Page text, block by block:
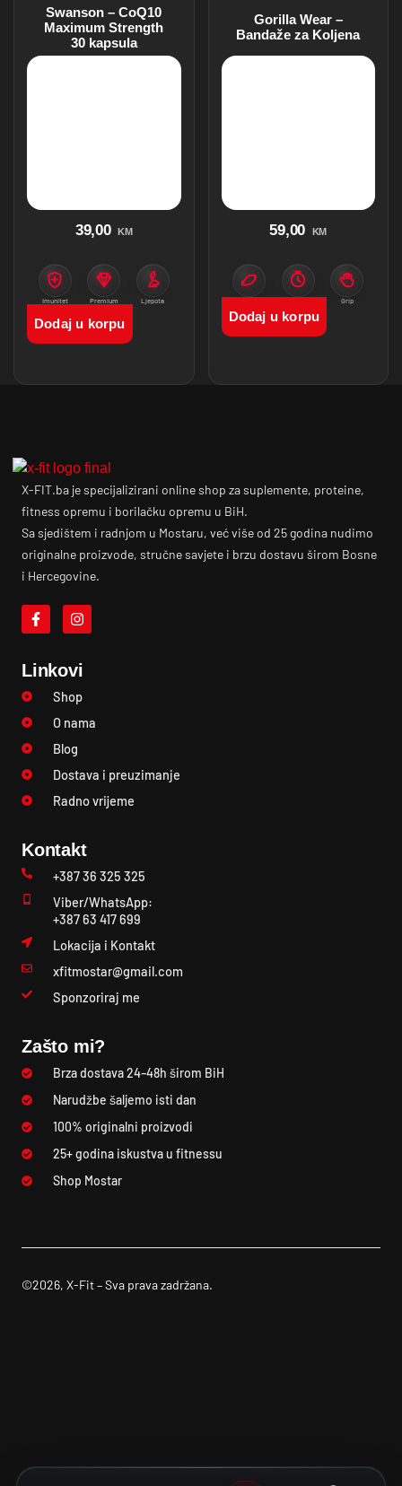
Swanson – CoQ10
Maximum Strength
30 kapsula
39,00 KM
Imunitet
Premium
Ljepota
Dodaj u korpu
Gorilla Wear –
Bandaže za Koljena
59,00 KM
Grip
Dodaj u korpu
X-FIT.ba je specijalizirani online shop za suplemente, proteine,
fitness opremu i borilačku opremu u BiH.
Sa sjedištem i radnjom u Mostaru, već više od 25 godina nudimo
originalne proizvode, stručne savjete i brzu dostavu širom Bosne
i Hercegovine.
Linkovi
Shop
O nama
Blog
Dostava i preuzimanje
Radno vrijeme
Kontakt
+387 36 325 325
Viber/WhatsApp:
+387 63 417 699
Lokacija i Kontakt
xfitmostar@gmail.com
Sponzoriraj me
Zašto mi?
Brza dostava 24–48h širom BiH
Narudžbe šaljemo isti dan
100% originalni proizvodi
25+ godina iskustva u fitnessu
Shop Mostar
©2026, X-Fit – Sva prava zadržana.